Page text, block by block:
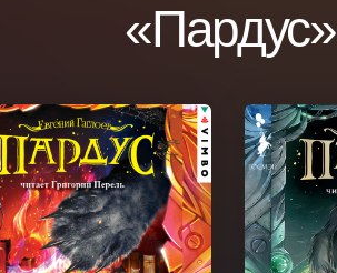
«Пардус»